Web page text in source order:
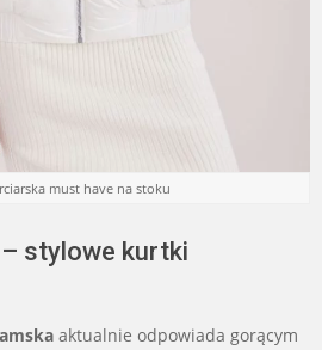
must have na stoku
stylowe kurtki
aktualnie odpowiada gorącym